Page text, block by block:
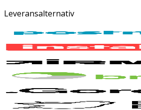
Leveransalternativ